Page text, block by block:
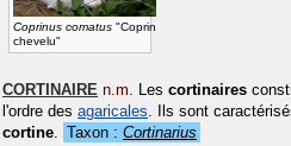
Coprinus comatus "Coprin
chevelu"
CORTINAIRE n.m. Les cortinaires
l'ordre des agaricales. Ils sont
cortine. Taxon : Cortinarius